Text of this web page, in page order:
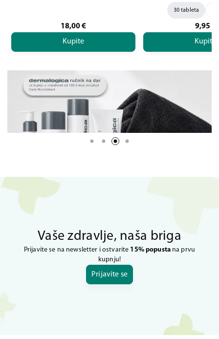
18,00€
Kupite
30 tableta
9,95
Kupite
Vaše zdravlje, naša briga
Prijavite se na newsletter i ostvarite 15% popustana prvu
kupnju!
Prijavite se